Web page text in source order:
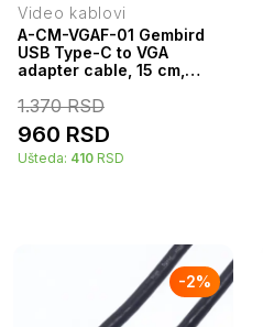
Video kablovi
A-CM-VGAF-01 Gembird
USB Type-C to VGA
adapter cable, 15 cm,
1.370RSD
960 RSD
Ušteda: 410 RSD
-2%